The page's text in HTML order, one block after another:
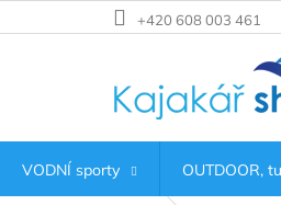
na
+420 608 003 461
VODNÍ sporty OUTDOOR,